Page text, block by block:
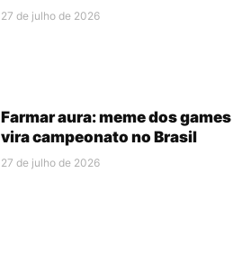
27 de julho de 2026
Farmar aura: meme dos games
vira campeonato no Brasil
27 de julho de 2026